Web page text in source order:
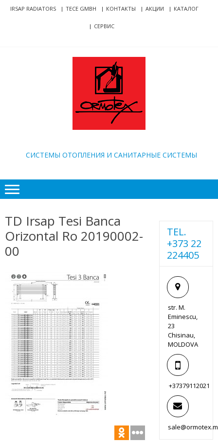
Skip
SkipIRSAP RADIATORS TECE GMBH КОНТАКТЫ АКЦИИ КАТАЛОГ
СЕРВИС
CИСТЕМЫ ОТОПЛЕНИЯ И САНИТАРНЫЕ СИСТЕМЫ
TD Irsap Tesi Banca
Orizontal Ro 20190002-
00
TEL.
+373 22
224405
str. M.
Eminescu,
23
Chisinau,
MOLDOVA
+37379112021